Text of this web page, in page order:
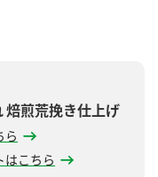
焙煎荒挽き仕上げ
ら
はこちら